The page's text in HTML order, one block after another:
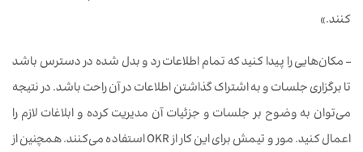
کنند.»
– مکان‌هایی را پیدا کنید که تمام اطلاعات رد و بدل شده در دسترس باشد
تا برگزاری جلسات و به اشتراک گذاشتن اطلاعات در آن راحت باشد. در نتیجه
می‌توان به وضوح بر جلسات و جزئیات آن مدیریت کرده و ابلاغات لازم را
اعمال کنید. مور و تیمش برای این کار از OKR استفاده می‌کنند. همچنین از